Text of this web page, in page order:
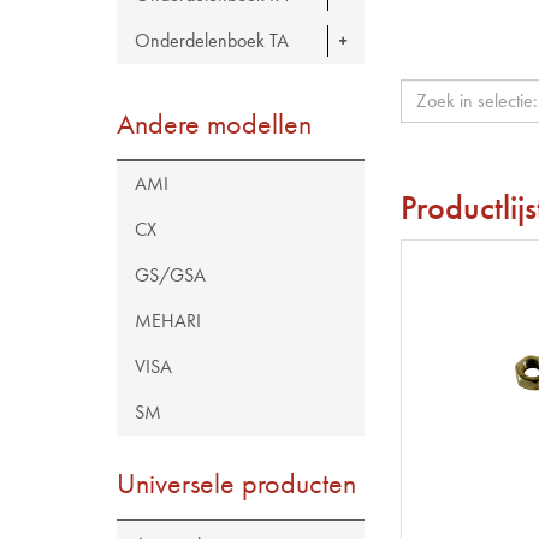
Onderdelenboek TA
Andere modellen
AMI
CX
GS/GSA
MEHARI
VISA
SM
Universele producten